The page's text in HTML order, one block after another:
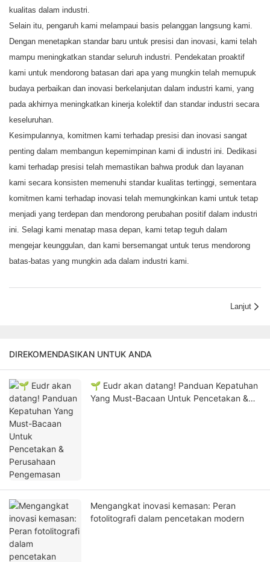
kualitas dalam industri.
Selain itu, pengaruh kami melampaui basis pelanggan langsung kami.
Dengan menetapkan standar baru untuk presisi dan inovasi, kami telah
mampu meningkatkan standar seluruh industri. Pendekatan proaktif
kami untuk mendorong batasan dari apa yang mungkin telah memupuk
budaya perbaikan dan inovasi berkelanjutan dalam industri kami, yang
pada akhirnya meningkatkan kinerja kolektif dan standar industri secara
keseluruhan.
Kesimpulannya, komitmen kami terhadap presisi dan inovasi sangat
penting dalam membangun kepemimpinan kami di industri ini. Dedikasi
kami terhadap presisi telah memastikan bahwa produk dan layanan
kami secara konsisten memenuhi standar kualitas tertinggi, sementara
komitmen kami terhadap inovasi telah memungkinkan kami untuk tetap
menjadi yang terdepan dan mendorong perubahan positif dalam industri
ini. Selagi kami menatap masa depan, kami tetap teguh dalam
mengejar keunggulan, dan kami bersemangat untuk terus mendorong
batas-batas yang mungkin ada dalam industri kami.
Lanjut
DIREKOMENDASIKAN UNTUK ANDA
🌱 Eudr akan datang! Panduan Kepatuhan
Yang Must-Bacaan Untuk Pencetakan &
Mengangkat inovasi kemasan: Peran
fotolitografi dalam pencetakan modern